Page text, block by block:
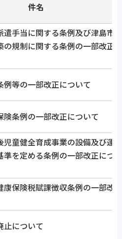
件名
遣手当に関する条例及び津島市
の規制に関する条例の一部改正
例等の一部改正について
険条例の一部改正について
児童健全育成事業の設備及び運
準を定める条例の一部改正につ
康保険税賦課徴収条例の一部改
止について